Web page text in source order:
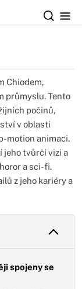
Chiodem,
průmyslu. Tento
počinů,
v oblasti
motion animaci.
jeho tvůrčí vizi a
a sci-fi.
z jeho kariéry a
spojeny se